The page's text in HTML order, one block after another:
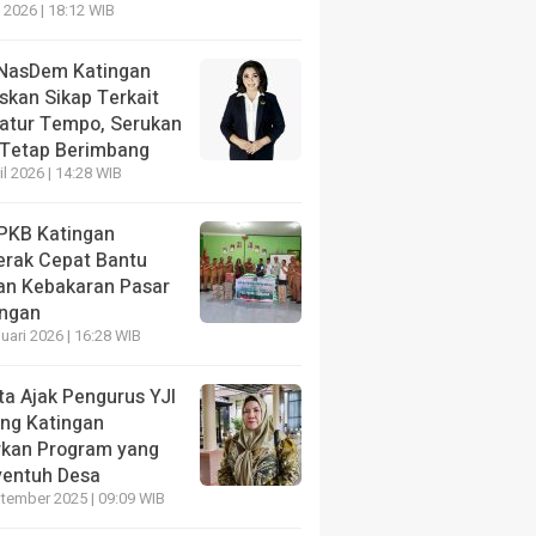
Mas Amankan Terduga Pengedar Sabu di
Narkotika Disita
Petak
HEADLINE
| 18:12 WIB
Katingan
Sikap Terkait
Tempo, Serukan
Berimbang
2026 | 14:28 WIB
Katingan
Cepat Bantu
Kebakaran Pasar
2026 | 16:28 WIB
Ajak Pengurus YJI
Katingan
Program yang
Desa
2025 | 09:09 WIB